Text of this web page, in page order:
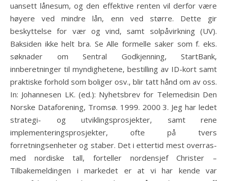
uansett lånesum, og den effektive renten vil derfor være
høyere ved mindre lån, enn ved større. Dette gir
beskyttelse for vær og vind, samt solpåvirkning (UV).
Baksiden ikke helt bra. Se Alle formelle saker som f. eks.
søknader om Sentral Godkjenning, StartBank,
innberetninger til myndighetene, bestilling av ID-kort samt
praktiske forhold som boliger osv., blir tatt hånd om av oss.
In: Johannesen LK. (ed.): Nyhetsbrev for Telemedisin Den
Norske Dataforening, Tromsø. 1999. 2000 3. Jeg har ledet
strategi- og utviklingsprosjekter, samt rene
implementeringsprosjekter, ofte på tvers
forretningsenheter og staber. Det i ettertid mest overras-
med nordiske tall, forteller nordensjef Christer –
Tilbakemeldingen i markedet er at vi har kende var